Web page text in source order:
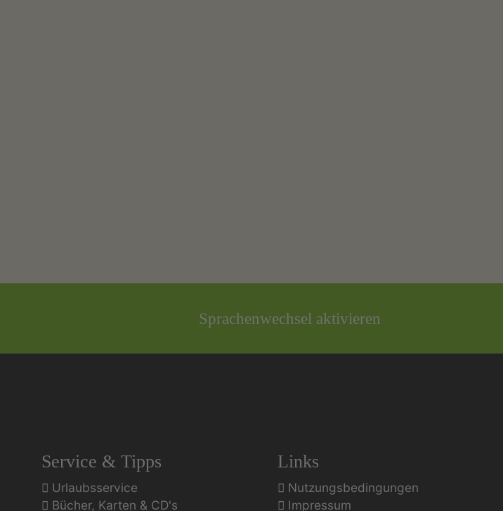
Sprachenwechsel aktivieren
Service & Tipps
Urlaubsservice
Bücher, Karten & CD's
Links
Nutzungsbedingungen
Impressum